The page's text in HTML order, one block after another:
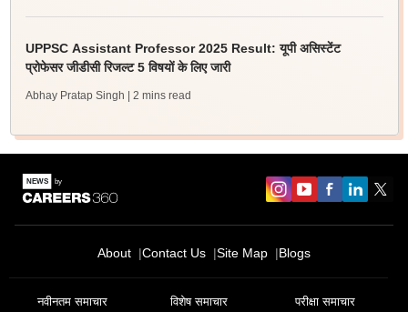
UPPSC Assistant Professor 2025 Result: यूपी असिस्टेंट
प्रोफेसर जीडीसी रिजल्ट 5 विषयों के लिए जारी
Abhay Pratap Singh | 2 mins read
About Contact Us Site Map Blogs
नवीनतम समाचार विशेष समाचार परीक्षा समाचार